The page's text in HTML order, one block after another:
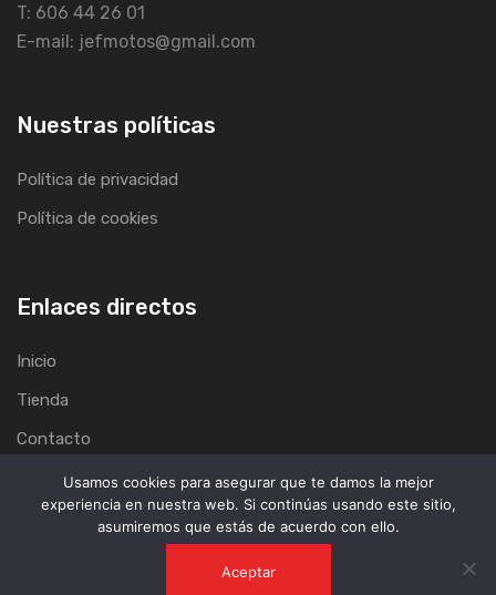
T: 606 44 26 01
E-mail: jefmotos@gmail.com
Nuestras políticas
Política de privacidad
Política de cookies
Enlaces directos
Inicio
Tienda
Contacto
Usamos cookies para asegurar que te damos la mejor
experiencia en nuestra web. Si continúas usando este sitio,
asumiremos que estás de acuerdo con ello.
Aceptar